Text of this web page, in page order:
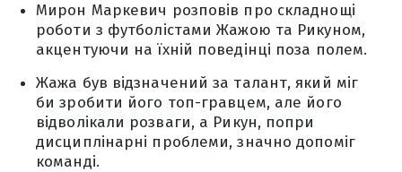
Мирон Маркевич розповів про складнощі
роботи з футболістами Жажою та Рикуном,
акцентуючи на їхній поведінці поза полем.
Жажа був відзначений за талант, який міг
би зробити його топ-гравцем, але його
відволікали розваги, а Рикун, попри
дисциплінарні проблеми, значно допоміг
команді.